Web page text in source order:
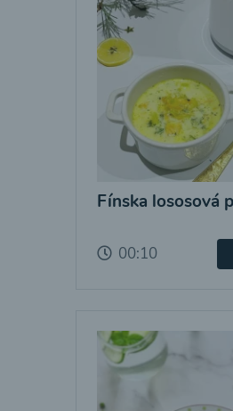
Fínska lososová
00:10